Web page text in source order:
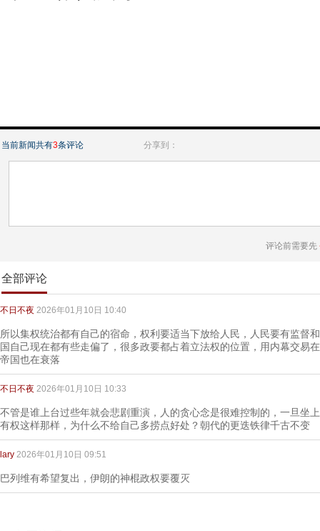
当前新闻共有3条评论 分享到：
评论前需要先
全部评论
不日不夜 2026年01月10日 10:40
所以集权统治都有自己的宿命，权利要适当下放给人民，人民要有监督
国自己现在都有些走偏了，很多政要都占着立法权的位置，用内幕交易
帝国也在衰落
不日不夜 2026年01月10日 10:33
不管是谁上台过些年就会悲剧重演，人的贪心念是很难控制的，一旦坐
有权这样那样，为什么不给自己多捞点好处？朝代的更迭铁律千古不变
lary 2026年01月10日 09:51
巴列维有希望复出，伊朗的神棍政权要覆灭